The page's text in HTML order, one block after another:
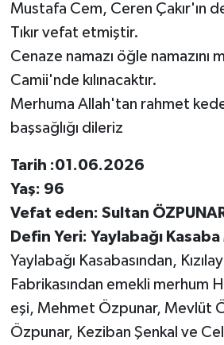
Mustafa Cem, Ceren Çakır'ın
Tıkır vefat etmiştir.
Cenaze namazı öğle namazını
Camii'nde kılınacaktır.
Merhuma Allah'tan rahmet
başsağlığı dileriz
Tarih :01.06.2026
Yaş: 96
Vefat eden: Sultan
Defin Yeri: Yaylabağı Kasaba
Yaylabağı Kasabasından,
Fabrikasından emekli merhum
eşi, Mehmet Özpunar, Mevlüt
Özpunar, Keziban Şenkal ve